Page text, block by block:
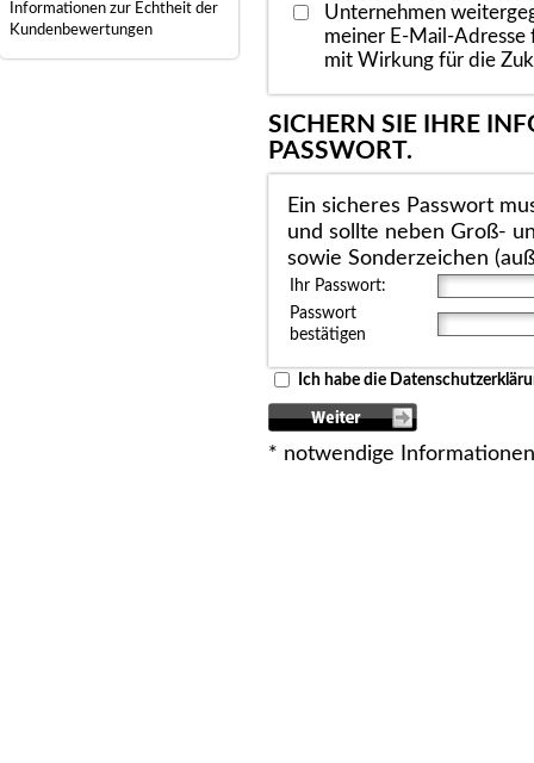
Informationen zur Echtheit der
Kundenbewertungen
Unternehmen
meiner E-Mail-
mit Wirkung für die
SICHERN SIE IHRE
PASSWORT.
Ein sicheres Passwort
und sollte neben Groß-
sowie Sonderzeichen
Ihr Passwort:
Passwort
bestätigen
Ich habe die
* notwendige Informationen